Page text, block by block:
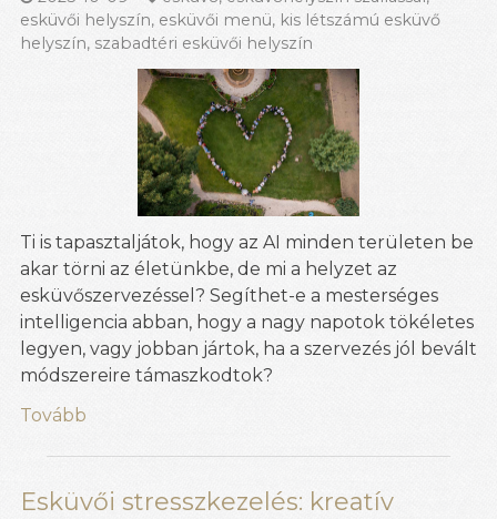
esküvői helyszín, esküvői menü, kis létszámú esküvő
helyszín, szabadtéri esküvői helyszín
Ti is tapasztaljátok, hogy az AI minden területen be
akar törni az életünkbe, de mi a helyzet az
esküvőszervezéssel? Segíthet-e a mesterséges
intelligencia abban, hogy a nagy napotok tökéletes
legyen, vagy jobban jártok, ha a szervezés jól bevált
módszereire támaszkodtok?
Tovább
Esküvői stresszkezelés: kreatív